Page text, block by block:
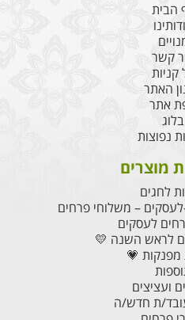
הבית
קשר
קניות
האתר
אתר
בלוג
נפוצות
מוצרים
לחגים
לעסקים – משלוחי פרחים
לעסקים
לראש השנה 💛
מפנקות 💗
ועציצים
ת חדש/ה